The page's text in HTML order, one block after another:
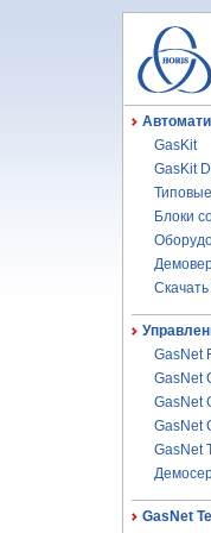
GasKit
GasKit
Блоки
GasNet
GasNet
GasNet
GasNet
GasNet
GasNet